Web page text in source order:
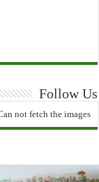
Follow Us
not fetch the images!